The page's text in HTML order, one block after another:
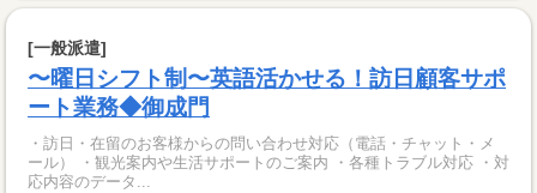
[一般派遣]
〜曜日シフト制〜英語活かせる！訪日顧客サポ
ート業務◆御成門
・訪日・在留のお客様からの問い合わせ対応（電話・チャット・メ
ール） ・観光案内や生活サポートのご案内 ・各種トラブル対応 ・対
応内容のデータ...